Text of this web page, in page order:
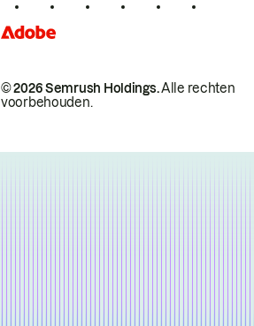
© 2026 Semrush Holdings.Alle rechten
voorbehouden.